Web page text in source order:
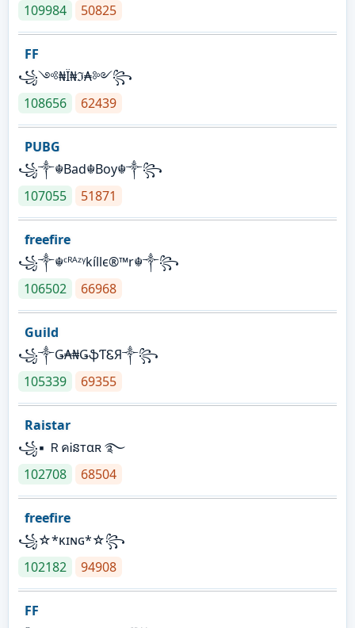
109984
50825
FF
꧁༺₦Ї₦ℑ₳༻꧂
108656
62439
PUBG
꧁༒☬Bad☬Boy☬༒꧂
107055
51871
freefire
꧁༒☬ᶜᴿᴬᶻᵞkíllє®™r☬༒꧂
106502
66968
Guild
꧁༒Ǥ₳₦ǤֆƬᏋЯ༒꧂
105339
69355
Raistar
꧁▪ ＲคᎥនтαʀ ࿐
102708
68504
freefire
꧁☆*κɪɴɢ*☆꧂
102182
94908
FF